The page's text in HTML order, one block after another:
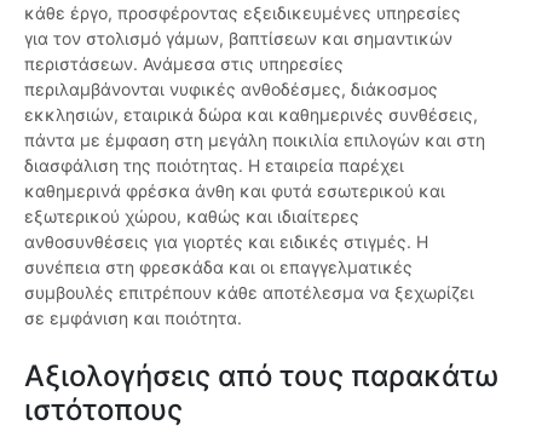
κάθε έργο, προσφέροντας εξειδικευμένες υπηρεσίες
για τον στολισμό γάμων, βαπτίσεων και σημαντικών
περιστάσεων. Ανάμεσα στις υπηρεσίες
περιλαμβάνονται νυφικές ανθοδέσμες, διάκοσμος
εκκλησιών, εταιρικά δώρα και καθημερινές συνθέσεις,
πάντα με έμφαση στη μεγάλη ποικιλία επιλογών και στη
διασφάλιση της ποιότητας. Η εταιρεία παρέχει
καθημερινά φρέσκα άνθη και φυτά εσωτερικού και
εξωτερικού χώρου, καθώς και ιδιαίτερες
ανθοσυνθέσεις για γιορτές και ειδικές στιγμές. Η
συνέπεια στη φρεσκάδα και οι επαγγελματικές
συμβουλές επιτρέπουν κάθε αποτέλεσμα να ξεχωρίζει
σε εμφάνιση και ποιότητα.
Αξιολογήσεις από τους παρακάτω
ιστότοπους